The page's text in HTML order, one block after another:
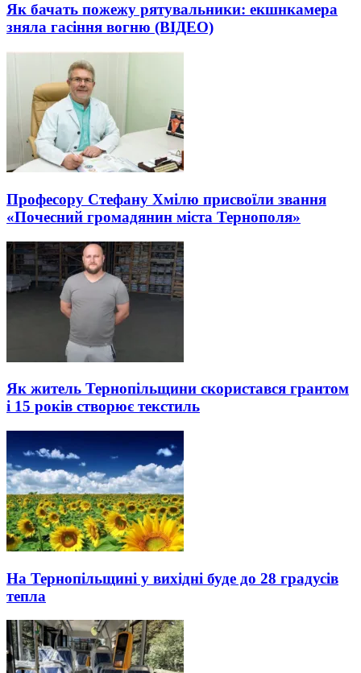
Як бачать пожежу рятувальники: екшнкамера
зняла гасіння вогню (ВІДЕО)
Професору Стефану Хмілю присвоїли звання
«Почесний громадянин міста Тернополя»
Як житель Тернопільщини скористався грантом
і 15 років створює текстиль
На Тернопільщині у вихідні буде до 28 градусів
тепла